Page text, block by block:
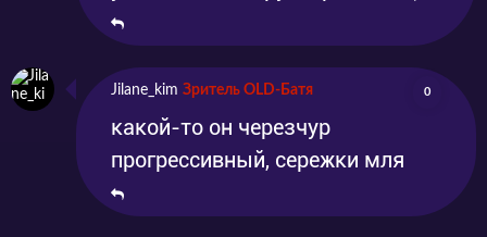
Jilane_kim Зритель OLD-Батя 0
какой-то он черезчур
прогрессивный, сережки мля